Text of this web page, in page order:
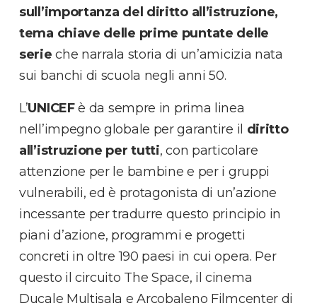
sull’importanza del diritto all’istruzione,
tema chiave delle prime puntate delle
serieche narrala storia di un’amicizia nata
sui banchi di scuola negli anni 50.
L’UNICEFè da sempre in prima linea
nell’impegno globale per garantire il diritto
all’istruzione per tutti, con particolare
attenzione per le bambine e per i gruppi
vulnerabili, ed è protagonista di un’azione
incessante per tradurre questo principio in
piani d’azione, programmi e progetti
concreti in oltre 190 paesi in cui opera. Per
questo il circuito The Space, il cinema
Ducale Multisala e Arcobaleno Filmcenter di